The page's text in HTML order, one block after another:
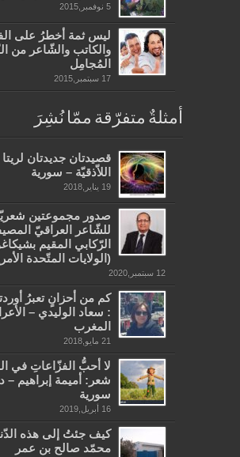
5 نوفمبر,2015
ليس ثمة أخطرُ على
والكاتب والشّاعر من
المُجامِل
17 سبتمبر,2015
أمثلةٌ متفرّقة ممّا نُشِرَ
قصيدتان جديدتان
اللاّذقيّة – سورية
19 يناير,2018
صدور مجموعتين
للشّاعر العراقيّ
الرّكابي المقيم
(الولايات المتّحدة
12 سبتمبر,2020
كم من أحزانٍ تعبرُ
: سعاد الوليدي –
المغرب
21 مايو,2018
لا أحبُّ الفزّاعاتِ في
شعر: أميمة إبراهيم
سورية
16 أبريل,2019
كيف جئتُ إلى هذه
محمّد صالح بن عمر